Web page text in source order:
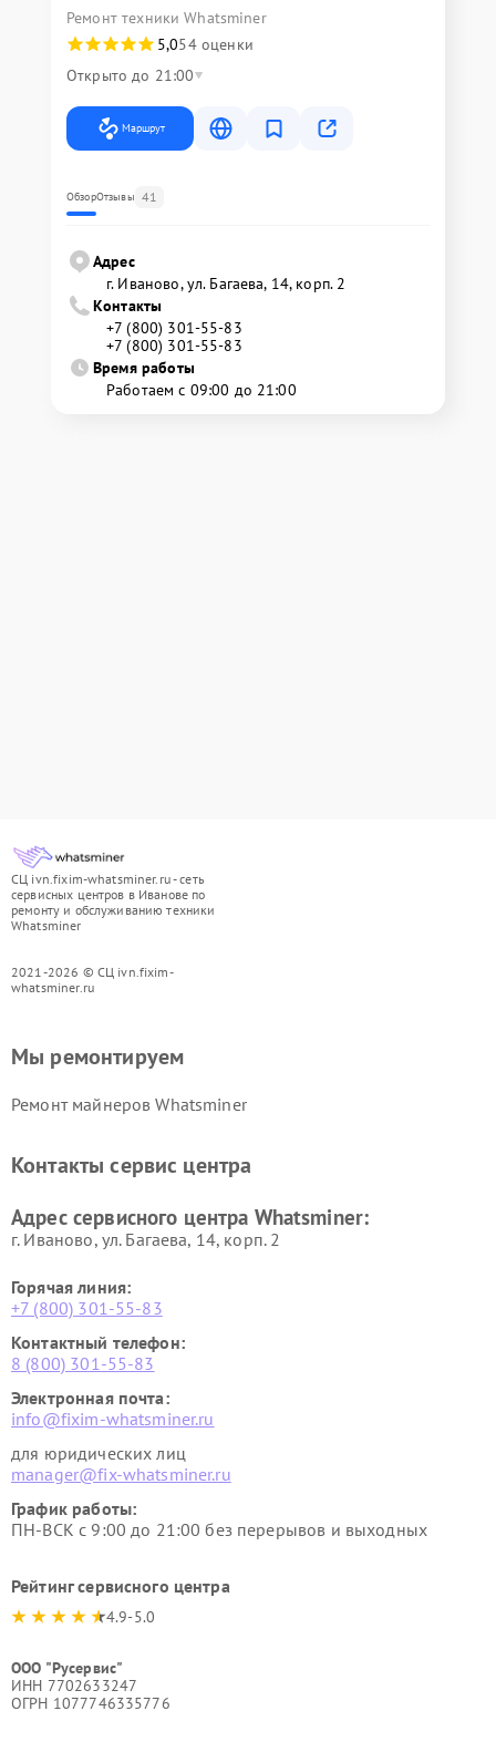
Ремонт техники Whatsminer
5,054 оценки
Открыто до 21:00
Маршрут
ОбзорОтзывы 41
Адрес
г. Иваново, ул. Багаева, 14, корп. 2
Контакты
+7 (800) 301-55-83
+7 (800) 301-55-83
Время работы
Работаем с 09:00 до 21:00
СЦ ivn.fixim-whatsminer.ru - сеть
сервисных центров в Иванове по
ремонту и обслуживанию техники
Whatsminer
2021-2026 © СЦ ivn.fixim-
whatsminer.ru
Мы ремонтируем
Ремонт майнеров Whatsminer
Контакты сервис центра
Адрес сервисного центра Whatsminer:
г. Иваново, ул. Багаева, 14, корп. 2
Горячая линия:
+7 (800) 301-55-83
Контактный телефон:
8 (800) 301-55-83
Электронная почта:
info@fixim-whatsminer.ru
для юридических лиц
manager@fix-whatsminer.ru
График работы:
ПН-ВСК с 9:00 до 21:00 без перерывов и выходных
Рейтинг сервисного центра
4.9-5.0
ООО "Русервис"
ИНН 7702633247
ОГРН 1077746335776